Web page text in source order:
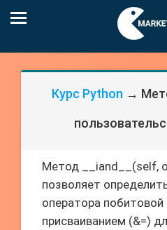
Курс Python →
Метод __iand__(self,
позволяет
оператора побитовой
присваиванием (&=)